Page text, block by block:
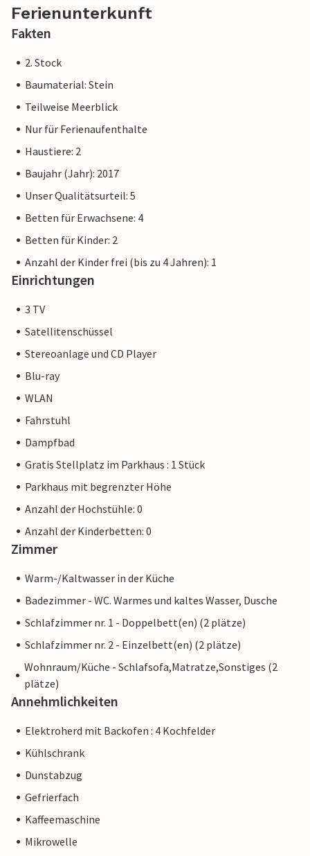
runden das Angebot ab. Vor Ort gibt es auch Spielplätze,
eine Fahrradvermietung, die Ostseestation (Aquarien und
Ostsee-Ausstellung) und das Museumsschiff Passat für die
Der Priwall ist eine ca. drei Kilometer lange Halbinsel
zwischen Ostsee und Trave im Osten Schleswig-Holsteins
der Tür Ihres Feriendomizils.
Ferienunterkunft
Fakten
2. Stock
Baumaterial: Stein
Teilweise Meerblick
Nur für Ferienaufenthalte
Haustiere: 2
Baujahr (Jahr): 2017
Unser Qualitätsurteil: 5
Betten für Erwachsene: 4
Betten für Kinder: 2
Anzahl der Kinder frei (bis zu 4 Jahren): 1
Einrichtungen
3 TV
Satellitenschüssel
Stereoanlage und CD Player
Blu-ray
WLAN
Fahrstuhl
Dampfbad
Gratis Stellplatz im Parkhaus : 1 Stück
Parkhaus mit begrenzter Höhe
Anzahl der Hochstühle: 0
Anzahl der Kinderbetten: 0
Zimmer
Warm-/Kaltwasser in der Küche
Badezimmer - WC. Warmes und kaltes Wasser, Dusche
Schlafzimmer nr. 1 - Doppelbett(en) (2 plätze)
Schlafzimmer nr. 2 - Einzelbett(en) (2 plätze)
Wohnraum/Küche - Schlafsofa,Matratze,Sonstiges (2
plätze)
Annehmlichkeiten
Elektroherd mit Backofen : 4 Kochfelder
Kühlschrank
Dunstabzug
Gefrierfach
Kaffeemaschine
Mikrowelle